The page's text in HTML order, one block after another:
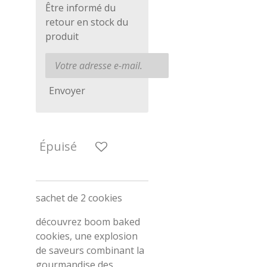
Être informé du
retour en stock du
produit
Envoyer
Épuisé
sachet de 2 cookies
découvrez boom baked
cookies, une explosion
de saveurs combinant la